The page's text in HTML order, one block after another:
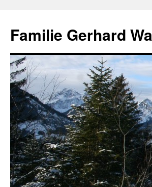
springen
Familie Gerhard